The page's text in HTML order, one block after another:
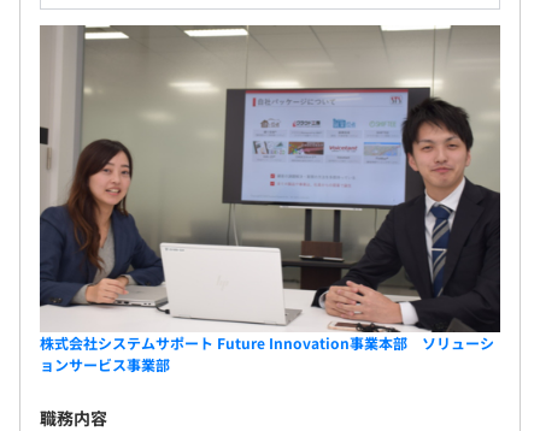
株式会社システムサポート Future Innovation事業本部 ソリューシ
ョンサービス事業部
職務内容